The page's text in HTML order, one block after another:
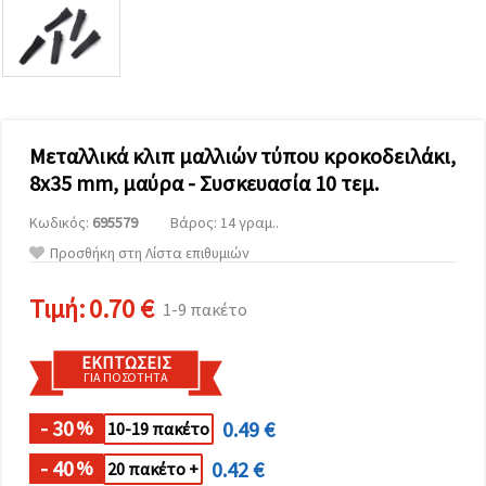
επισκεψιμότητα
προβάλλουμε
πιο σχετικό
περιεχόμενο
άλλων με
τη βοήθεια
των
μας για
χρησιμοποιήσετε
όλα τα
cookies
κάνοντας
κλικ στον
ιστότοπο!
Μεταλλικά κλιπ μαλλιών τύπου κροκοδειλάκι,
8x35 mm, μαύρα - Συσκευασία 10 τεμ.
Κωδικός: 695579
Βάρος: 14 γραμ..
Προσθήκη στη Λίστα επιθυμιών
Τιμή:0.70 € 1-9 πακέτο
ΕΚΠΤΏΣΕΙΣ
ΓΙΑ ΠΟΣΌΤΗΤΑ
- 30% 10-19 πακέτο
0.49 €
- 40% 20 πακέτο + 0.42 €